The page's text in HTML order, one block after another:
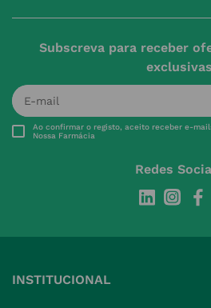
Subscreva para receber
exclusivas
Ao confirmar o registo, aceito receber e-
Nossa Farmácia
Redes
INSTITUCIONAL